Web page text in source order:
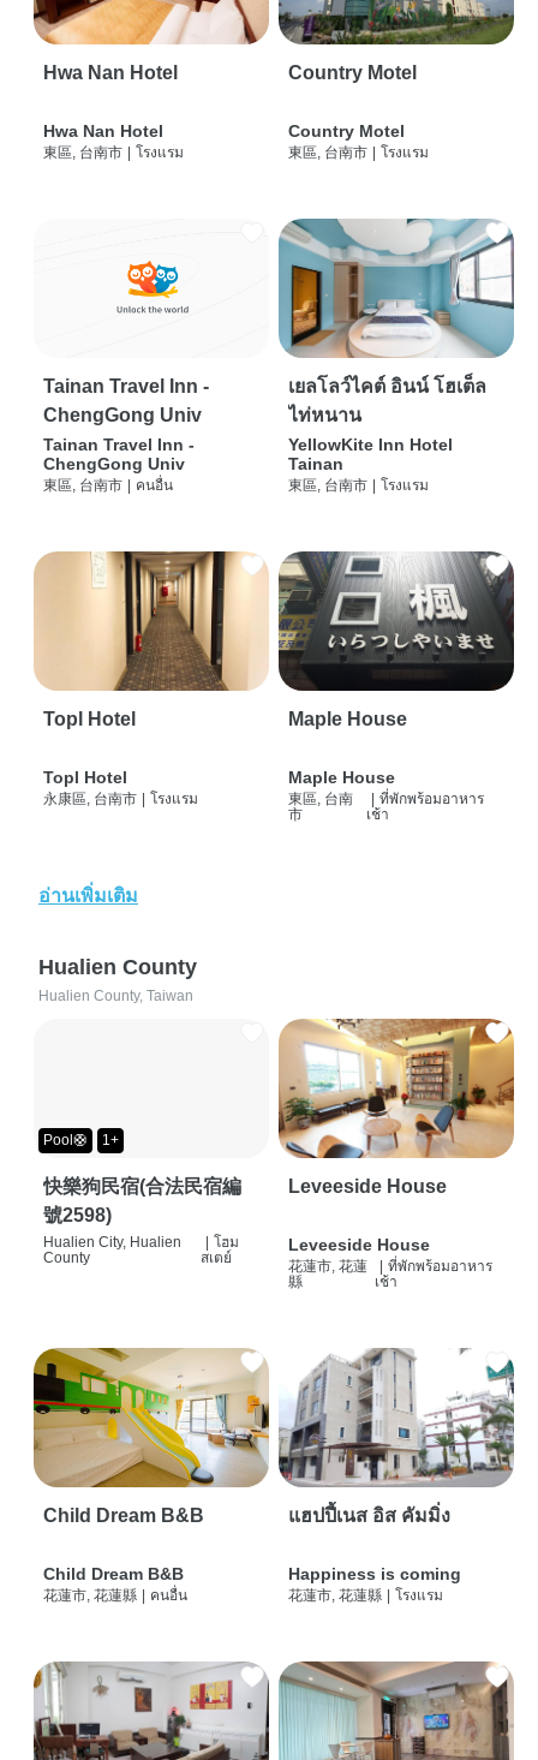
Hwa Nan Hotel
Hwa Nan Hotel
東區, 台南市 | โรงแรม
Country Motel
Country Motel
東區, 台南市 | โรงแรม
Tainan Travel Inn -
ChengGong Univ
Tainan Travel Inn -
ChengGong Univ
東區, 台南市 | คนอื่น
เยลโลว์ไคต์ อินน์ โฮเต็ล
ไท่หนาน
YellowKite Inn Hotel
Tainan
東區, 台南市 | โรงแรม
Topl Hotel
Topl Hotel
永康區, 台南市 โรงแรม
Maple House
Maple House
東區, 台南
市
ที่พักพร้อมอาหาร
เช้า
อ่านเพิ่มเติม
Hualien County
Hualien County, Taiwan
Pool🛟 1+
快樂狗民宿(合法民宿編
號2598)
Hualien City, Hualien
County
โฮม
สเตย์
Leveeside House
Leveeside House
花蓮市, 花蓮
縣
ที่พักพร้อมอาหาร
เช้า
Child Dream B&B
Child Dream B&B
花蓮市, 花蓮縣 คนอื่น
แฮปปี้เนส อิส คัมมิ่ง
Happiness is coming
花蓮市, 花蓮縣 โรงแรม